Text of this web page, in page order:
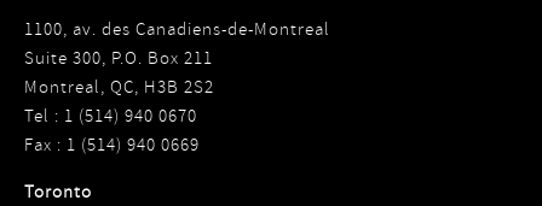
1100, av. des Canadiens-de-Montreal
Suite 300, P.O. Box 211
Montreal, QC, H3B 2S2
Tel : 1 (514) 940 0670
Fax : 1 (514) 940 0669
Toronto